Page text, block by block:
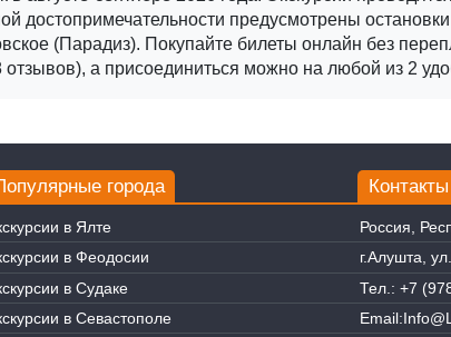
достопримечательности предусмотрены
(Парадиз). Покупайте билеты онлайн без
отзывов), а присоединиться можно на любой из 2
Контакты
Россия,
г.Алушта,
Тел.: +7
Email:
города
в Ялте
в Феодосии
в Судаке
в Севастополе